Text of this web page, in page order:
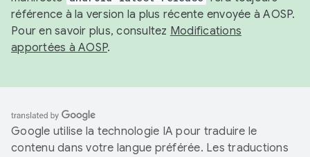
référence à la version la plus récente envoyée à AOSP.
Pour en savoir plus, consultez Modifications
apportées à AOSP.
Google utilise la technologie IA pour traduire le
contenu dans votre langue préférée. Les traductions